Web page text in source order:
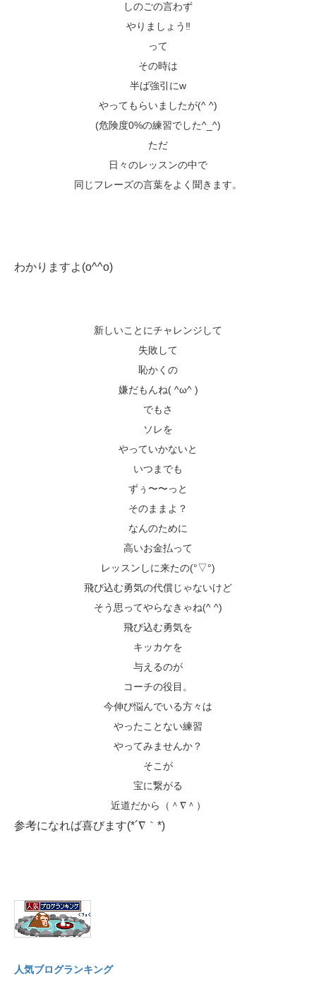
しのごの言わず
やりましょう‼️
って
その時は
半ば強引にw
やってもらいましたが(^ ^)
(危険度0%の練習でした^_^)
ただ
日々のレッスンの中で
同じフレーズの言葉をよく聞きます。
わかりますよ(o^^o)
新しいことにチャレンジして
失敗して
恥かくの
嫌だもんね( ^ω^ )
でもさ
ソレを
やっていかないと
いつまでも
ずぅ〜〜っと
そのままよ？
なんのために
高いお金払って
レッスンしに来たの(°▽°)
飛び込む勇気の代償じゃないけど
そう思ってやらなきゃね(^ ^)
飛び込む勇気を
キッカケを
与えるのが
コーチの役目。
今伸び悩んでいる方々は
やったことない練習
やってみませんか？
そこが
宝に繋がる
近道だから（＾∇＾）
参考になれば喜びます(*´∇｀*)
人気ブログランキング